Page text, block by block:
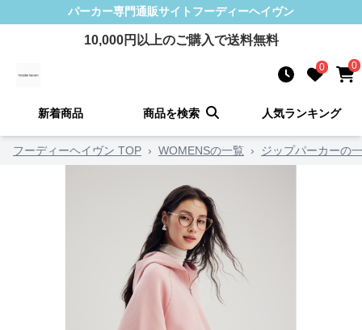
パーカー専門通販サイト フーディーヘイヴン
10,000円以上のご購入で送料無料
0 0
新着商品 商品を検索 人気ランキング
フーディーヘイヴン TOP › WOMENSの一覧 › ジップパーカーの